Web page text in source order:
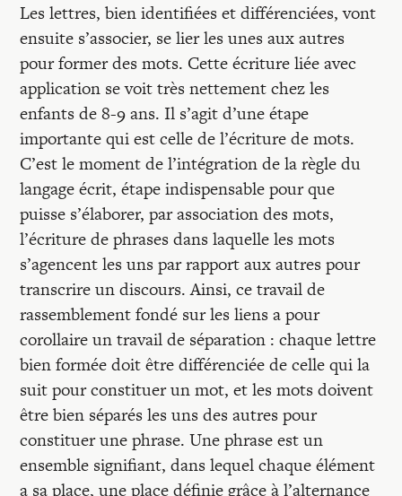
Les lettres, bien identifiées et différenciées, vont
ensuite s’associer, se lier les unes aux autres
pour former des mots. Cette écriture liée avec
application se voit très nettement chez les
enfants de 8-9 ans. Il s’agit d’une étape
importante qui est celle de l’écriture de mots.
C’est le moment de l’intégration de la règle du
langage écrit, étape indispensable pour que
puisse s’élaborer, par association des mots,
l’écriture de phrases dans laquelle les mots
s’agencent les uns par rapport aux autres pour
transcrire un discours. Ainsi, ce travail de
rassemblement fondé sur les liens a pour
corollaire un travail de séparation : chaque lettre
bien formée doit être différenciée de celle qui la
suit pour constituer un mot, et les mots doivent
être bien séparés les uns des autres pour
constituer une phrase. Une phrase est un
ensemble signifiant, dans lequel chaque élément
a sa place, une place définie grâce à l’alternance